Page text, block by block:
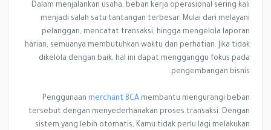
Dalam menjalankan usaha, beban kerja operasional sering kali
menjadi salah satu tantangan terbesar. Mulai dari melayani
pelanggan, mencatat transaksi, hingga mengelola laporan
harian, semuanya membutuhkan waktu dan perhatian. Jika tidak
dikelola dengan baik, hal ini dapat mengganggu fokus pada
pengembangan bisnis.
Penggunaan merchant BCA membantu mengurangi beban
tersebut dengan menyederhanakan proses transaksi. Dengan
sistem yang lebih otomatis, Kamu tidak perlu lagi melakukan